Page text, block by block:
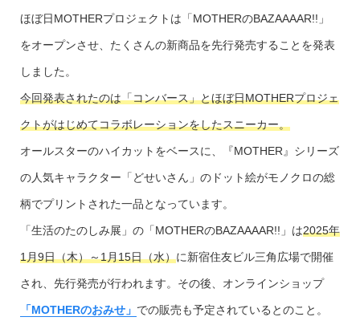
ほぼ日MOTHERプロジェクトは「MOTHERのBAZAAAAR!!」
をオープンさせ、たくさんの新商品を先行発売することを発表
しました。
今回発表されたのは「コンバース」とほぼ日MOTHERプロジェ
クトがはじめてコラボレーションをしたスニーカー。
オールスターのハイカットをベースに、『MOTHER』シリーズ
の人気キャラクター「どせいさん」のドット絵がモノクロの総
柄でプリントされた一品となっています。
「生活のたのしみ展」の「MOTHERのBAZAAAAR!!」は2025年
1月9日（木）～1月15日（水）に新宿住友ビル三角広場で開催
され、先行発売が行われます。その後、オンラインショップ
「MOTHERのおみせ」 での販売も予定されているとのこと。